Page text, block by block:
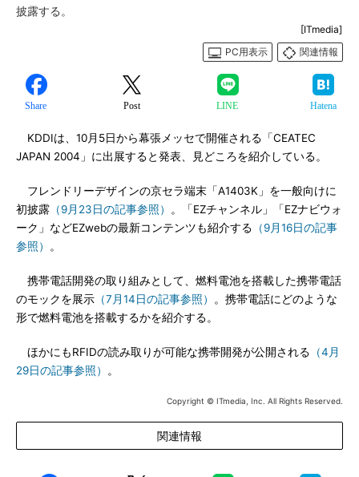
披露する。
[ITmedia]
PC用表示
関連情報
Share Post LINE Hatena
KDDIは、10月5日から幕張メッセで開催される「CEATEC
JAPAN 2004」に出展すると発表、見どころを紹介している。
フレンドリーデザインの京セラ端末「A1403K」を一般向けに
初披露 （9月23日の記事参照）
。「EZチャンネル」「EZナビウォ
ーク」などEZwebの最新コンテンツも紹介する （9月16日の記事
参照）
。
携帯電話開発の取り組みとして、燃料電池を搭載した携帯電話
のモックを展示 （7月14日の記事参照）
。携帯電話にどのような
形で燃料電池を搭載するかを紹介する。
ほかにもRFIDの読み取りが可能な携帯開発が公開される （4月
29日の記事参照）
。
Copyright © ITmedia, Inc. All Rights Reserved.
関連情報